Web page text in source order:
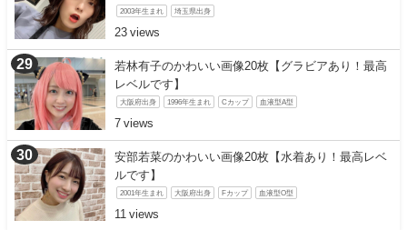
2003年生まれ 埼玉県出身
23
若林有子のかわいい画像20枚【グラビアあり！最高
レベルです】
大阪府出身 1996年生まれ Cカップ 血液型A型
7
安部若菜のかわいい画像20枚【水着あり！最高レベ
ルです】
2001年生まれ 大阪府出身 Fカップ 血液型O型
11